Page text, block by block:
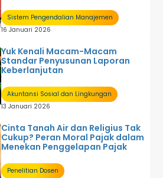
Sistem Pengendalian Manajemen
16 Januari 2026
Yuk Kenali Macam-Macam
Standar Penyusunan Laporan
Keberlanjutan
Akuntansi Sosial dan Lingkungan
13 Januari 2026
Cinta Tanah Air dan Religius Tak
Cukup? Peran Moral Pajak dalam
Menekan Penggelapan Pajak
Penelitian Dosen